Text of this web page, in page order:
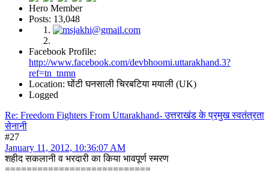
Hero Member
Posts: 13,048
Facebook Profile:
http://www.facebook.com/devbhoomi.uttarakhand.3?
ref=tn_tnmn
Location: घोंटी घनसाली चिरबटिया मयाली (UK)
Logged
Re: Freedom Fighters From Uttarakhand- उत्तराखंड के प्रमुख स्वतंत्रता
सेनानी
#27
January 11, 2012, 10:36:07 AM
शहीद सकलानी व भरदारी का किया भावपूर्ण स्मरण
===========================